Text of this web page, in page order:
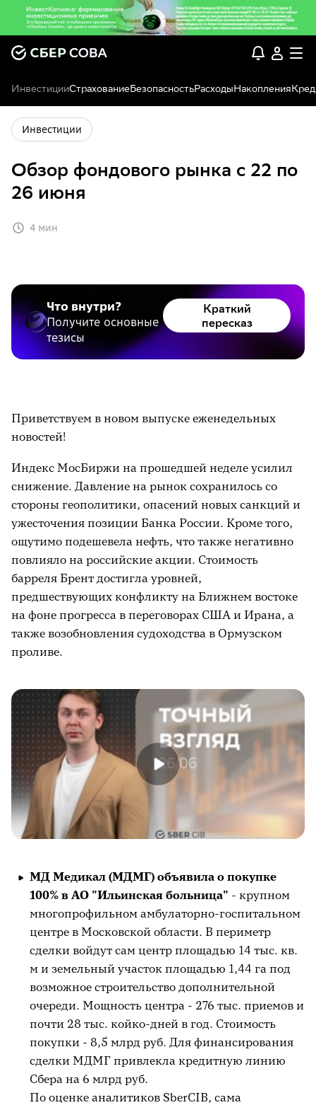
ИнвестицииСтрахованиеБезопасностьРасходыНакопления
Инвестиции
Обзор фондового рынка с 22 по
26 июня
4 мин
Что внутри?
Получите основные
тезисы
Краткий
пересказ
Приветствуем в новом выпуске еженедельных
новостей!
Индекс МосБиржи на прошедшей неделе усилил
снижение. Давление на рынок сохранилось со
стороны геополитики, опасений новых санкций и
ужесточения позиции Банка России. Кроме того,
ощутимо подешевела нефть, что также негативно
повлияло на российские акции. Стоимость
барреля Брент достигла уровней,
предшествующих конфликту на Ближнем востоке
на фоне прогресса в переговорах США и Ирана, а
также возобновления судоходства в Ормузском
проливе.
МД Медикал (МДМГ) объявила о покупке
100% в АО "Ильинская больница" - крупном
многопрофильном амбулаторно-госпитальном
центре в Московской области. В периметр
сделки войдут сам центр площадью 14 тыс. кв.
м и земельный участок площадью 1,44 га под
возможное строительство дополнительной
очереди. Мощность центра - 276 тыс. приемов и
почти 28 тыс. койко-дней в год. Стоимость
покупки - 8,5 млрд руб. Для финансирования
сделки МДМГ привлекла кредитную линию
Сбера на 6 млрд руб.
По оценке аналитиков SberCIB, сама